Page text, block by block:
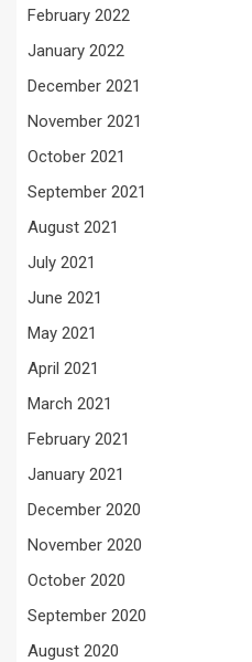
February 2022
January 2022
December 2021
November 2021
October 2021
September 2021
August 2021
July 2021
June 2021
May 2021
April 2021
March 2021
February 2021
January 2021
December 2020
November 2020
October 2020
September 2020
August 2020